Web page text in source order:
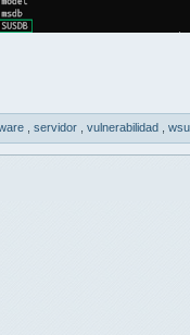
servidor vulnerabilidad